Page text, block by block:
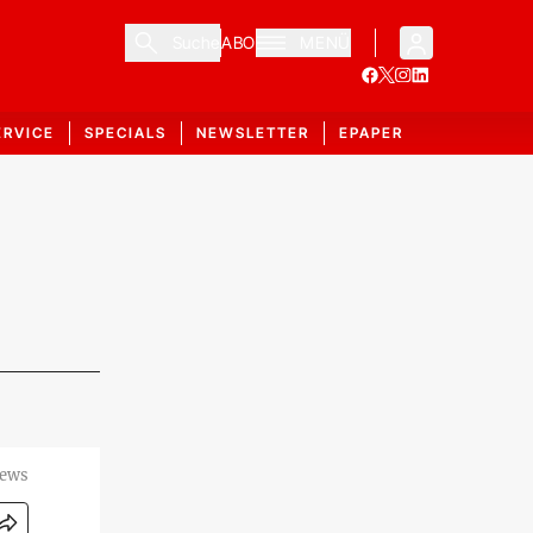
ABO
SPECIALS NEWSLETTER EPAPER